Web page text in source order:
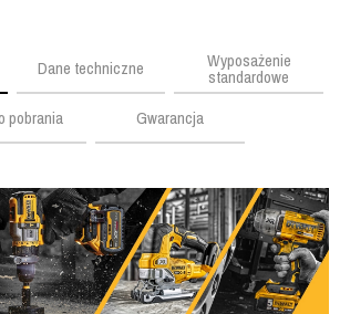
Dane techniczne Wyposażenie
standardowe
pobrania
Gwarancja